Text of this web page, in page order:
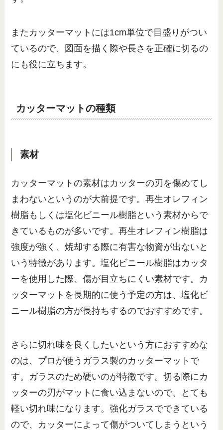
またカッターマットには1cm単位で目盛りがつい
ているので、図面を描く際や長さを正確に切るの
にも役に立ちます。
カッターマットの種類
素材
カッターマットの素材はカッターの刃を傷めてし
まわないというのが大前提です。再生オレフィン
樹脂もしくは塩化ビニール樹脂という素材からで
きているものが多いです。再生オレフィン樹脂は
強度が強く、焼却する際に有害な物資が出ないと
いう特徴があります。塩化ビニール樹脂はカッタ
ーを使用した際、傷が目立ちにくい素材です。カ
ッターマットを長期的に使う予定の方は、塩化ビ
ニール樹脂の方が長持ちするのでおすすめです。
さらに切れ味を良くしたいという方におすすめな
のは、プロが使うガラス製のカッターマットで
す。ガラスのため硬いのが特徴です。切る際にカ
ッターの刃がマットに食い込まないので、とても
軽い切れ味になります。強化ガラスでできている
ので、カッターによって傷がついてしまうという